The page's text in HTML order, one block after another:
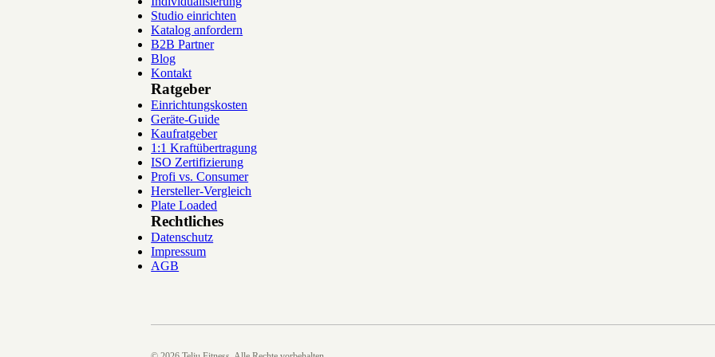
Studio einrichten
Katalog anfordern
B2B Partner
Blog
Kontakt
Ratgeber
Einrichtungskosten
Geräte-Guide
Kaufratgeber
1:1 Kraftübertragung
ISO Zertifizierung
Profi vs. Consumer
Hersteller-Vergleich
Plate Loaded
Rechtliches
Datenschutz
Impressum
AGB